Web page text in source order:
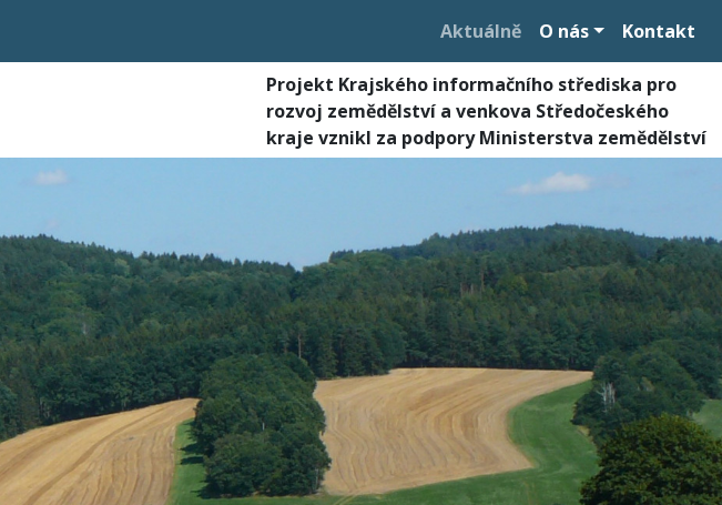
Aktuálně O nás Kontakt
Projekt Krajského informačního střediska pro
rozvoj zemědělství a venkova Středočeského
kraje vznikl za podpory Ministerstva zemědělství